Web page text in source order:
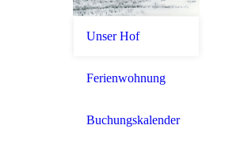
Unser Hof
Ferienwohnung
Buchungskalender